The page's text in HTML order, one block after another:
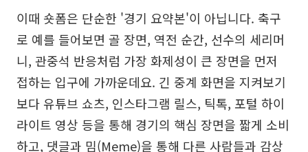
이때 숏폼은 단순한 '경기 요약본'이 아닙니다. 축구
로 예를 들어보면 골 장면, 역전 순간, 선수의 세리머
니, 관중석 반응처럼 가장 화제성이 큰 장면을 먼저
접하는 입구에 가까운데요. 긴 중계 화면을 지켜보기
보다 유튜브 쇼츠, 인스타그램 릴스, 틱톡, 포털 하이
라이트 영상 등을 통해 경기의 핵심 장면을 짧게 소비
하고, 댓글과 밈(Meme)을 통해 다른 사람들과 감상